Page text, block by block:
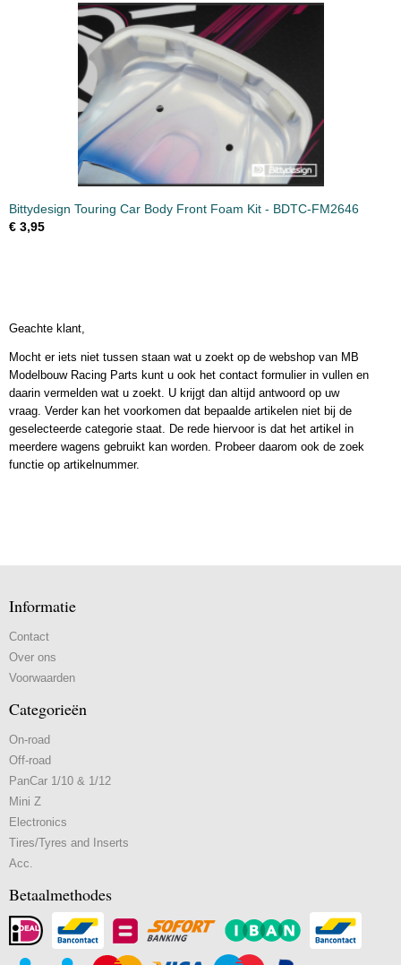
Bittydesign Touring Car Body Front Foam Kit - BDTC-FM2646
€ 3,95
Geachte klant,
Mocht er iets niet tussen staan wat u zoekt op de webshop van MB
Modelbouw Racing Parts kunt u ook het contact formulier in vullen en
daarin vermelden wat u zoekt. U krijgt dan altijd antwoord op uw
vraag. Verder kan het voorkomen dat bepaalde artikelen niet bij de
geselecteerde categorie staat. De rede hiervoor is dat het artikel in
meerdere wagens gebruikt kan worden. Probeer daarom ook de zoek
functie op artikelnummer.
Informatie
Contact
Over ons
Voorwaarden
Categorieën
On-road
Off-road
PanCar 1/10 & 1/12
Mini Z
Electronics
Tires/Tyres and Inserts
Acc.
Betaalmethodes